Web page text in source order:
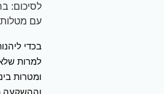
לסיכום:
עם מטלות
בכדי
למרות
ומטרות
וההשקעה